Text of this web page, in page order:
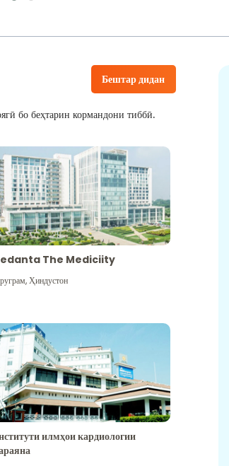
Бештар дидан
бо беҳтарин кормандони тиббӣ.
The Mediciity
,Ҳиндустон
илмҳои кардиологии